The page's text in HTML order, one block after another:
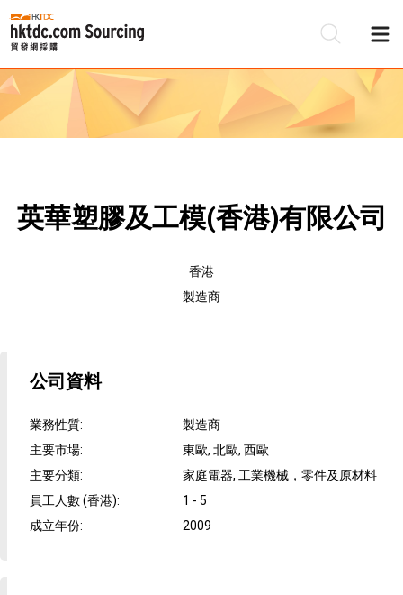
英華塑膠及工模(香港)有限公司
香港
製造商
公司資料
業務性質:
製造商
主要市場:
東歐, 北歐, 西歐
主要分類:
家庭電器, 工業機械，零件及原材料
員工人數 (香港):
1 - 5
成立年份: 2009